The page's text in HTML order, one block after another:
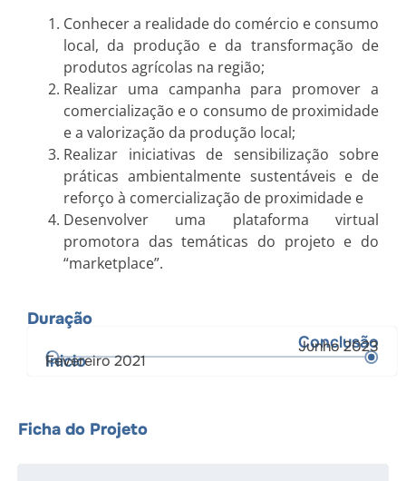
Conhecer a realidade do comércio e consumo
local, da produção e da transformação de
produtos agrícolas na região;
Realizar uma campanha para promover a
comercialização e o consumo de proximidade
e a valorização da produção local;
Realizar iniciativas de sensibilização sobre
práticas ambientalmente sustentáveis e de
reforço à comercialização de proximidade e
Desenvolver uma plataforma virtual
promotora das temáticas do projeto e do
“marketplace”.
Duração
Ínicio
Conclusão
Fevereiro 2021
Junho 2023
Ficha do Projeto